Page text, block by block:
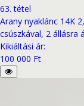
63. tétel
Arany nyaklánc 14K
csúszkával, 2 állásra
Kikiáltási ár:
100 000 Ft